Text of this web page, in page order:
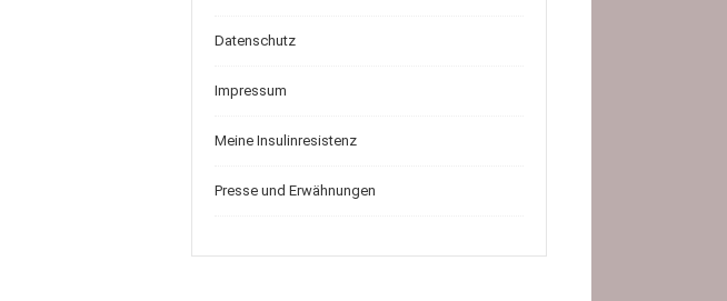
Datenschutz
Impressum
Meine Insulinresistenz
Presse und Erwähnungen